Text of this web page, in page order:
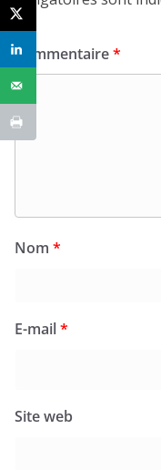
Commentaire*
Nom *
E-mail*
Site web